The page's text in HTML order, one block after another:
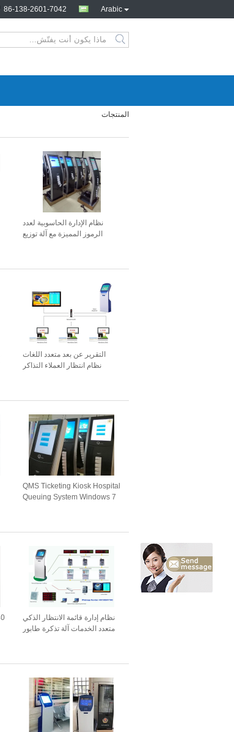
Arabic
86-138-2601-7042
المنتجات
نظام الإدارة الحاسوبية لعدد
الرموز المميزة مع آلة توزيع
التقرير عن بعد متعدد اللغات
نظام انتظار العملاء التذاكر
QMS Ticketing Kiosk Hospital
Queuing System Windows 7
نظام إدارة قائمة الانتظار الذكي
متعدد الخدمات آلة تذكرة طابور